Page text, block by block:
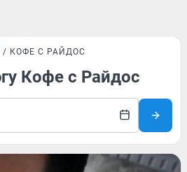
КОФЕ С РАЙДОС
Кофе с Райдос